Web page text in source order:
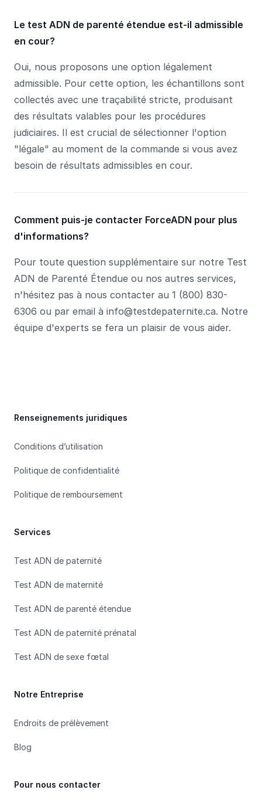
Le test ADN de parenté étendue est-il admissible
en cour?
Oui, nous proposons une option légalement
admissible. Pour cette option, les échantillons sont
collectés avec une traçabilité stricte, produisant
des résultats valables pour les procédures
judiciaires. Il est crucial de sélectionner l'option
"légale" au moment de la commande si vous avez
besoin de résultats admissibles en cour.
Comment puis-je contacter ForceADN pour plus
d'informations?
Pour toute question supplémentaire sur notre Test
ADN de Parenté Étendue ou nos autres services,
n'hésitez pas à nous contacter au 1 (800) 830-
6306 ou par email à info@testdepaternite.ca. Notre
équipe d'experts se fera un plaisir de vous aider.
Renseignements juridiques
Conditions d’utilisation
Politique de confidentialité
Politique de remboursement
Services
Test ADN de paternité
Test ADN de maternité
Test ADN de parenté étendue
Test ADN de paternité prénatal
Test ADN de sexe fœtal
Notre Entreprise
Endroits de prélèvement
Blog
Pour nous contacter